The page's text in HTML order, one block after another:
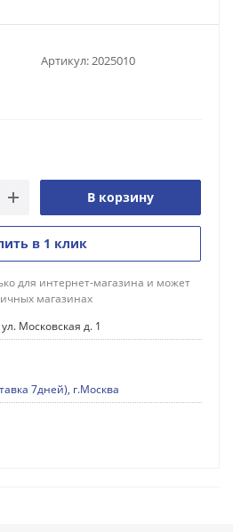
Артикул: 2025010
В корзину
в 1 клик
для интернет-магазина и может
магазинах
Московская д. 1
7дней), г.Москва